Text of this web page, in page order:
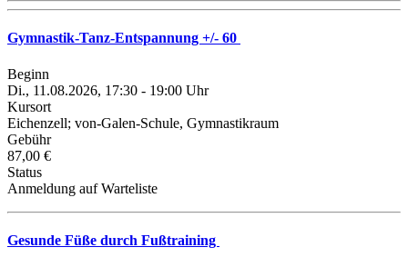
Gymnastik-Tanz-Entspannung +/- 60
Beginn
Di., 11.08.2026, 17:30 - 19:00 Uhr
Kursort
Eichenzell; von-Galen-Schule, Gymnastikraum
Gebühr
87,00 €
Status
Anmeldung auf Warteliste
Gesunde Füße durch Fußtraining